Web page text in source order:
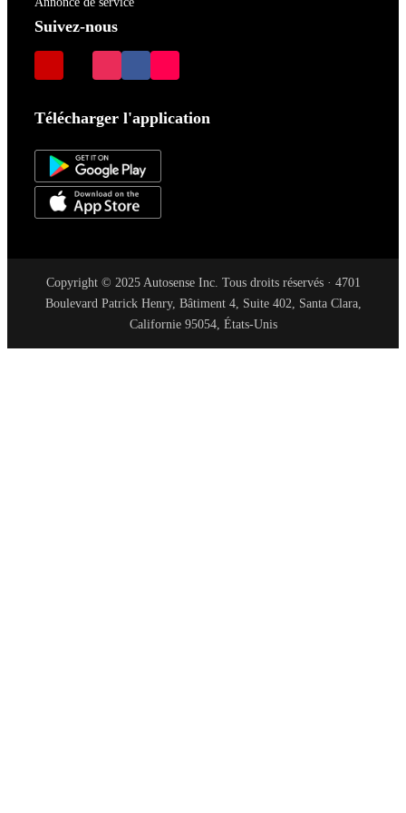
Suivez-nous
Télécharger l'application
Copyright © 2025 Autosense Inc. Tous droits réservés · 4701
Boulevard Patrick Henry, Bâtiment 4, Suite 402, Santa Clara,
Californie 95054, États-Unis